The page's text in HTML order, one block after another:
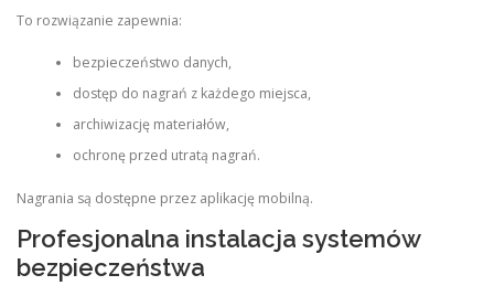
To rozwiązanie zapewnia:
bezpieczeństwo danych,
dostęp do nagrań z każdego miejsca,
archiwizację materiałów,
ochronę przed utratą nagrań.
Nagrania są dostępne przez aplikację mobilną.
Profesjonalna instalacja systemów
bezpieczeństwa